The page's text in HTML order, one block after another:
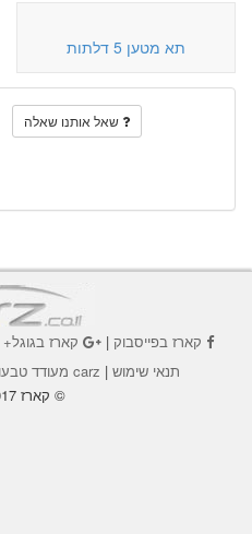
תא מטען 5 דלתות
שאל אותנו שאלה
קארז בפייסבוק| קארז
תנאי שימוש | carz מעודד טבעונות
© קארז 2010-2017